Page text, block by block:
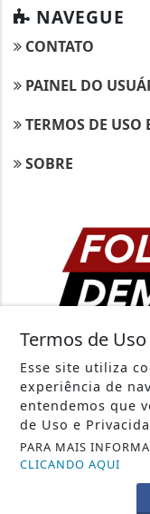
NAVEGUE
CONTATO
PAINEL DO
TERMOS DE USO
SOBRE
3W CONTROL -
Termos de
Esse site utiliza
experiência de
entendemos que
de Uso e
PARA MAIS
CLICANDO AQUI